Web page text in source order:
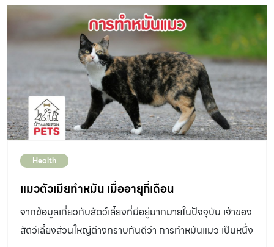
การฟังเสียงของแมวได้ หูของแมวทำหน้าที่รับเสียงจาก
ภายนอก และเกี่ยวข้องกับการทรงตัวขณะยืน ภายในช่องหู
ของแมวมีโครงสร้างที่มีลักษณะเป็นท้อรูปตัวแอล (L) แบ่ง
เป็น 2 ส่วนคือ Vertical ear canal เป็นช่องหูที่ดิ่งลงทาง
ด้านหน้า และ Horizontal ear canal เป็นส่วนที่หักเข้าไป
ด้านใน ในช่องหูของแมวส่วนนี้จะผลิตขี้หู (ear wax) ออกมา
โดยทั่วไปแล้ว ขี้หูของแมวจะเป็นก้อนสีเหลือง แต่ถ้ามีความผิด
ของเหลวสีดำปนเหลือง ขี้หูสีน้ำตาล หรือมีกลิ่นเหม็น ร่วมกับ
อาการช่องหูบวมหรือแดง คัน หรือมีขี้หูมากกว่าปกติ เมื่อเช็ด
ทำความสะอาดแล้วก็ยังมีขี้หูกลับขึ้นมาใหม่เร็วกว่าปกติ
อาการดังกล่าวเป็นสัญญาณว่า แมวของเรากำลังมีปัญหา
บางอย่างในช่องหู ซึ่งอาจเกิดจากสาเหตุต่าง ๆ ดังนี้ 1. ไรในหู
Health
แมวตัวเมียทำหมัน เมื่ออายุกี่เดือน
จากข้อมูลเกี่ยวกับสัตว์เลี้ยงที่มีอยู่มากมายในปัจจุบัน เจ้าของ
สัตว์เลี้ยงส่วนใหญ่ต่างทราบกันดีว่า การทำหมันแมว เป็นหนึ่ง